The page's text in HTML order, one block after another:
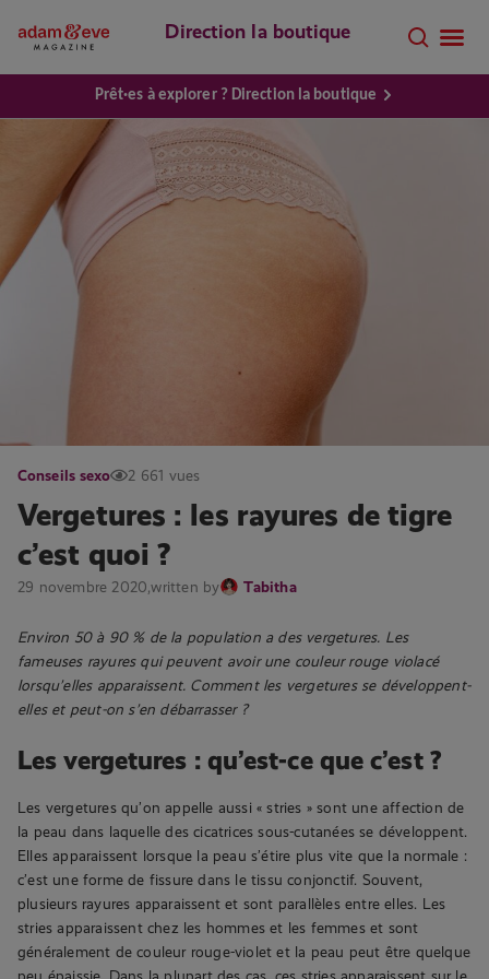
Direction la boutique
Prêt·es à explorer ? Direction la boutique
Conseils sexo 2 661 vues
Vergetures : les rayures de tigre
c’est quoi ?
29 novembre 2020,written by Tabitha
Environ 50 à 90 % de la population a des vergetures. Les
fameuses rayures qui peuvent avoir une couleur rouge violacé
lorsqu’elles apparaissent. Comment les vergetures se développent-
elles et peut-on s’en débarrasser ?
Les vergetures : qu’est-ce que c’est ?
Les vergetures qu’on appelle aussi « stries » sont une affection de
la peau dans laquelle des cicatrices sous-cutanées se développent.
Elles apparaissent lorsque la peau s’étire plus vite que la normale :
c’est une forme de fissure dans le tissu conjonctif. Souvent,
plusieurs rayures apparaissent et sont parallèles entre elles. Les
stries apparaissent chez les hommes et les femmes et sont
généralement de couleur rouge-violet et la peau peut être quelque
peu épaissie. Dans la plupart des cas, ces stries apparaissent sur le